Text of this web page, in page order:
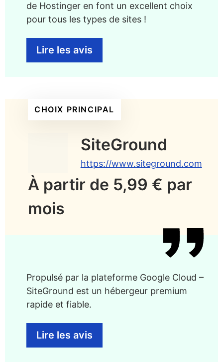
de Hostinger en font un excellent choix
pour tous les types de sites !
Lire les avis
CHOIX PRINCIPAL
SiteGround
https://www.siteground.com
À partir de 5,99 € par
mois
Propulsé par la plateforme Google Cloud –
SiteGround est un hébergeur premium
rapide et fiable.
Lire les avis